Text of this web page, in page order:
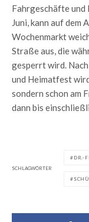
Fahrgeschäfte und
Juni, kann auf dem
Wochenmarkt
Straße aus, die
gesperrt wird.
und Heimatfest
sondern schon am
dann bis
SCHLAGWÖRTER
DR.-